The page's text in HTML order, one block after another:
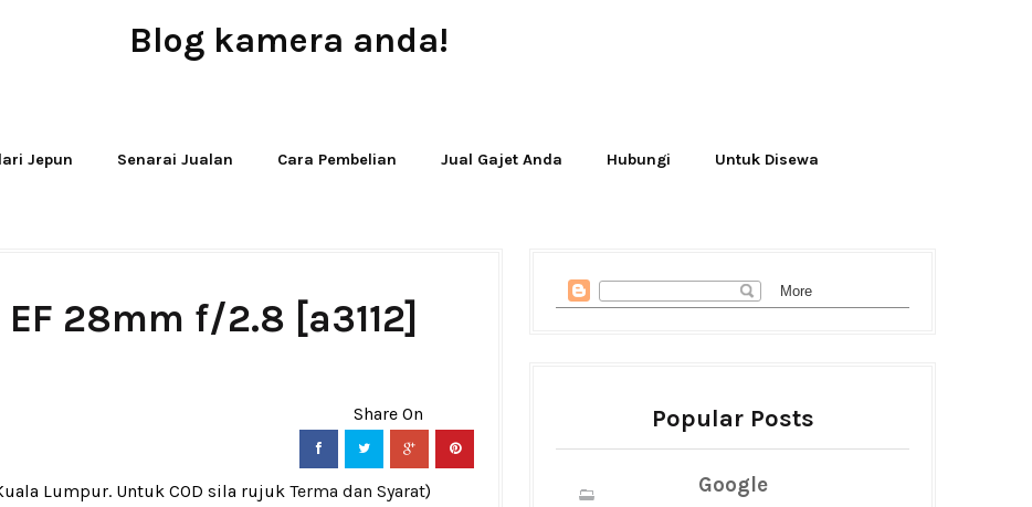
Blog kamera anda!
Jepun Senarai Jualan Cara Pembelian Jual Gajet Anda Hubungi Untuk Disewa
EF 28mm f/2.8 [a3112]
Lumpur. Untuk COD sila rujuk Terma dan Syarat)
Popular Posts
Google